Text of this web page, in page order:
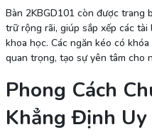
Bàn 2KBGD101 còn được trang
trữ rộng rãi, giúp sắp xếp các
khoa học. Các ngăn kéo có
quan trọng, tạo sự yên tâm cho
Phong Cách
Khẳng Định Uy